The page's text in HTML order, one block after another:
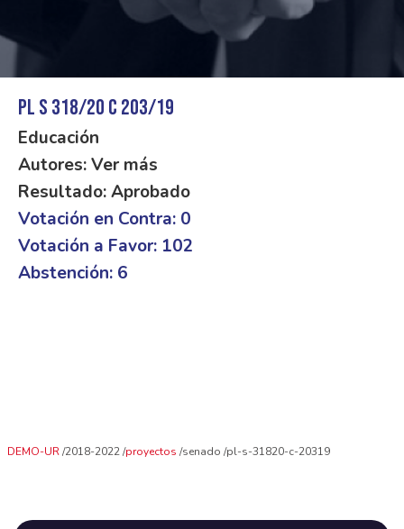
PL S 318/20 C 203/19
Educación
Autores: Ver más
Resultado: Aprobado
Votación en Contra: 0
Votación a Favor: 102
Abstención: 6
DEMO-UR 2018-2022 proyectos senado pl-s-31820-c-20319